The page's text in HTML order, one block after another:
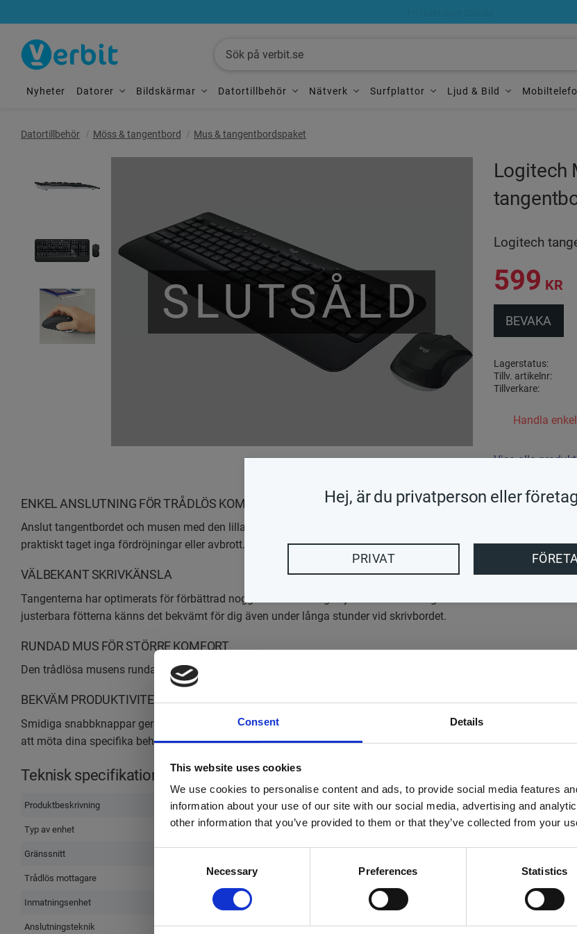
Consent Details
This website uses cookies
We use cookies to personalise content and ads, to provide social media features
information about your use of our site with our social media, advertising and
other information that you’ve provided to them or that they’ve collected from your
Necessary Preferences Statistics
Nyheter Datorer Bildskärmar Datortillbehör Nätverk Surfplattor Ljud & Bild
Datortillbehör Möss & tangentbord Mus & tangentbordspaket
Logitech
Logitech
SLUTSÅLD 599 KR
BEVAKA
Lagerstatus
Tillv. artikelnr
Tillverkare
Handla
Visa alla
ENKEL ANSLUTNING FÖR TRÅDLÖS KOMBINATION
Anslut tangentbordet och musen med den lilla USB-mottagaren Logitech Unifying™. Du får en pålitlig – och
praktiskt taget inga fördröjningar eller avbrott.
VÄLBEKANT SKRIVKÄNSLA
Tangenterna har optimerats för förbättrad noggrannhet och lägre ljud – och dina fingrar kommer omedelbart att
justerbara fötterna känns det bekvämt för dig även under långa stunder vid skrivbordet.
RUNDAD MUS FÖR STÖRRE KOMFORT
Den trådlösa musens rundade form och gummigreppen på sidorna känns bekväma i endera handen – och
BEKVÄM PRODUKTIVITET
Smidiga snabbknappar ger dig direkt åtkomst till media, miniräknare och funktioner för batterikontroll.
att möta dina specifika behov.
Teknisk specifikation
Produktbeskrivning Logitech MK540
Typ av enhet Sats med tangentbord och
Gränssnitt
Trådlös mottagare Logitech Unifying-mottagare
Inmatningsenhet
Anslutningsteknik Trådlös
Hej, är du privatperson eller
PRIVAT